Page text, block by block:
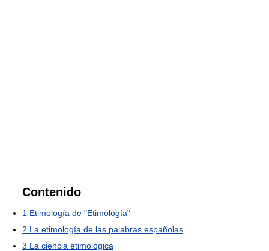
Contenido
1 Etimología de "Etimología"
2 La etimología de las palabras españolas
3 La ciencia etimológica